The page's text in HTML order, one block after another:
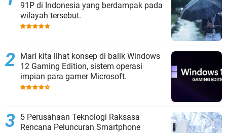
91P di Indonesia yang berdampak pada
wilayah tersebut.
Mari kita lihat konsep di balik Windows
12 Gaming Edition, sistem operasi
impian para gamer Microsoft.
5 Perusahaan Teknologi Raksasa
Rencana Peluncuran Smartphone